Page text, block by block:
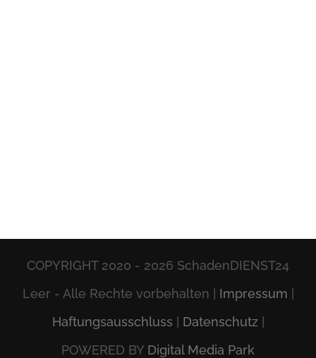
COPYRIGHT 2020 - 2026 SchadenDIENST24
Leer - Alle Rechte vorbehalten | Impressum
Haftungsausschluss
Datenschutz|
POWERED BY Digital Media Park